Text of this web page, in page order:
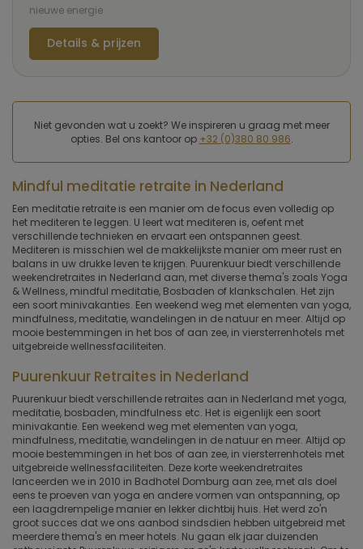
nieuwe energie
Details & prijzen
Niet gevonden wat u zoekt? We inspireren u graag met meer
opties. Bel ons kantoor op +32 (0)380 80 986.
Mindful meditatie retraite in Nederland
Een meditatie retraite is een manier om de focus even volledig op
het mediteren te leggen. U leert wat mediteren is, oefent met
verschillende technieken en ervaart een ontspannen geest.
Mediteren is misschien wel de makkelijkste manier om meer rust en
balans in uw drukke leven te krijgen. Puurenkuur biedt verschillende
weekendretraites in Nederland aan, met diverse thema's zoals Yoga
& Wellness, mindful meditatie, Bosbaden of klankschalen. Het zijn
een soort minivakanties. Een weekend weg met elementen van yoga,
mindfulness, meditatie, wandelingen in de natuur en meer. Altijd op
mooie bestemmingen in het bos of aan zee, in viersterrenhotels met
uitgebreide wellnessfaciliteiten.
Puurenkuur Retraites in Nederland
Puurenkuur biedt verschillende retraites aan in Nederland met yoga,
meditatie, bosbaden, mindfulness etc. Het is eigenlijk een soort
minivakantie. Een weekend weg met elementen van yoga,
mindfulness, meditatie, wandelingen in de natuur en meer. Altijd op
mooie bestemmingen in het bos of aan zee, in viersterrenhotels met
uitgebreide wellnessfaciliteiten. Deze korte weekendretraites
lanceerden we in 2010 in Badhotel Domburg aan zee, met als doel
eens te proeven van yoga en andere vormen van ontspanning, op
een laagdrempelige manier en lekker dichtbij huis. Het werd zo'n
groot succes dat we ons aanbod sindsdien hebben uitgebreid met
meerdere thema's en meer hotels. Nu gaan elk jaar duizenden